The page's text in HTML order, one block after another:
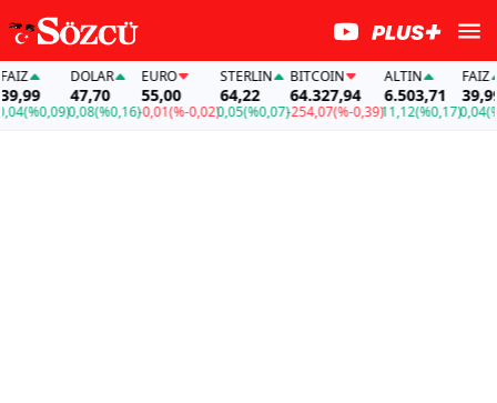
DOLAR
47,70
0,08(%0,16)
EURO
55,00
-0,01(%-0,02)
STERLIN
64,22
0,05(%0,07)
BITCOIN
64.327,94
-254,07(%-0,39)
ALTIN
6.503,71
11,12(%0,17)
FAİZ
39,99
0,04(%0,09)